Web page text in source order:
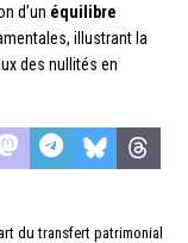
d’un équilibre
illustrant la
des nullités en
du transfert patrimonial